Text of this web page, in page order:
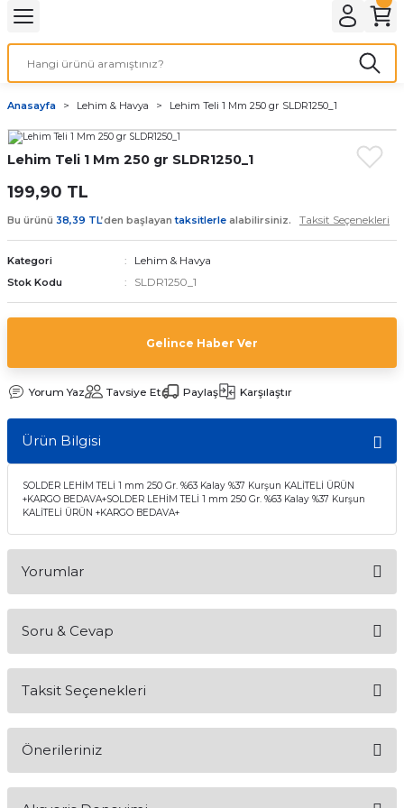
TORCH LED AMPÜLLER
Anasayfa Lehim & Havya Lehim Teli 1 Mm 250 gr SLDR1250_1
Lehim Teli 1 Mm 250 gr SLDR1250_1
199,90 TL
Bu ürünü 38,39 TL’den başlayantaksitlerle alabilirsiniz. Taksit Seçenekleri
Kategori Lehim & Havya
Stok Kodu SLDR1250_1
Gelince Haber Ver
Yorum Yaz Tavsiye Et Paylaş Karşılaştır
Ürün Bilgisi
SOLDER LEHİM TELİ 1 mm 250 Gr. %63 Kalay %37 Kurşun KALİTELİ ÜRÜN
+KARGO BEDAVA+SOLDER LEHİM TELİ 1 mm 250 Gr. %63 Kalay %37 Kurşun
KALİTELİ ÜRÜN +KARGO BEDAVA+
Yorumlar
Soru & Cevap
Taksit Seçenekleri
Önerileriniz